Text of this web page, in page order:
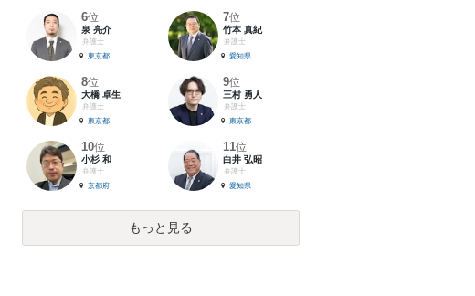
6位
泉 亮介
弁護士
東京都
7位
竹本 真紀
弁護士
愛知県
8位
大橋 卓生
弁護士
東京都
9位
三村 勇人
弁護士
東京都
10位
小杉 和
弁護士
京都府
11位
白井 弘昭
弁護士
愛知県
もっと見る